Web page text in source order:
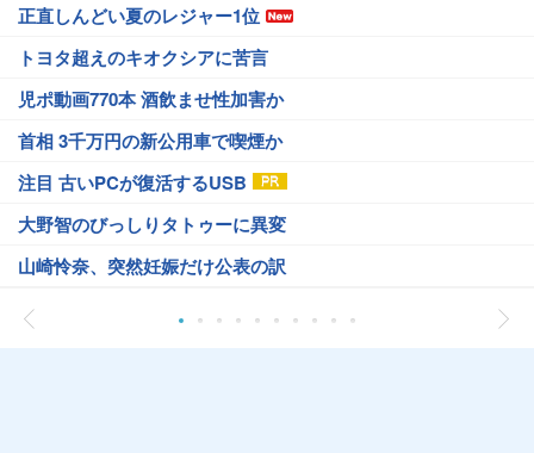
正直しんどい夏のレジャー1位
トヨタ超えのキオクシアに苦言
児ポ動画770本 酒飲ませ性加害か
首相 3千万円の新公用車で喫煙か
注目 古いPCが復活するUSB
大野智のびっしりタトゥーに異変
山崎怜奈、突然妊娠だけ公表の訳